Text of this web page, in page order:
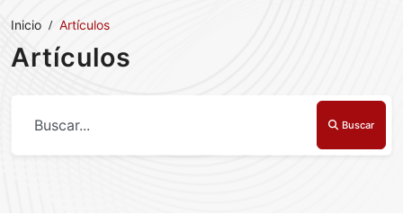
Inicio Artículos
Artículos
Buscar